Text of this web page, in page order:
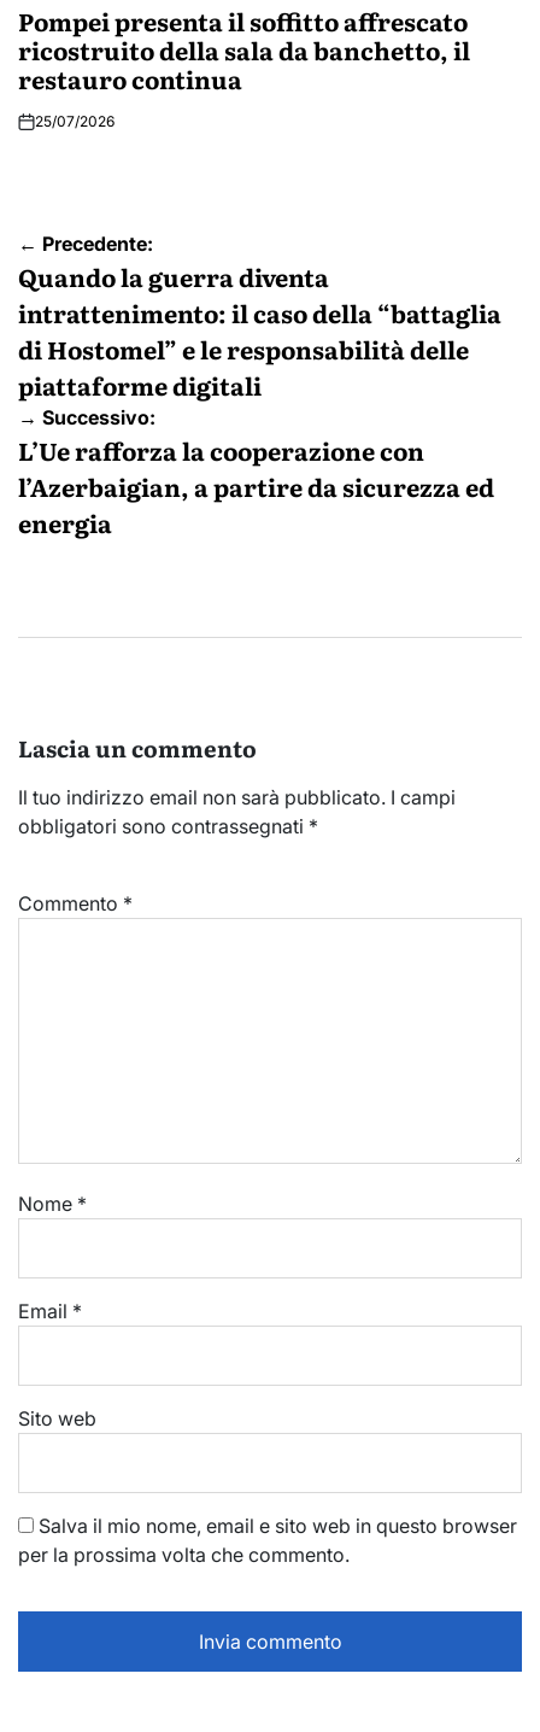
Pompei presenta il soffitto affrescato
ricostruito della sala da banchetto, il
restauro continua
25/07/2026
Navigazione
articoli
← Precedente:
Quando la guerra diventa
intrattenimento: il caso della “battaglia
di Hostomel” e le responsabilità delle
piattaforme digitali
→ Successivo:
L’Ue rafforza la cooperazione con
l’Azerbaigian, a partire da sicurezza ed
energia
Lascia un commento
Il tuo indirizzo email non sarà pubblicato. I campi
obbligatori sono contrassegnati *
Commento *
Nome *
Email *
Sito web
Salva il mio nome, email e sito web in questo browser
per la prossima volta che commento.